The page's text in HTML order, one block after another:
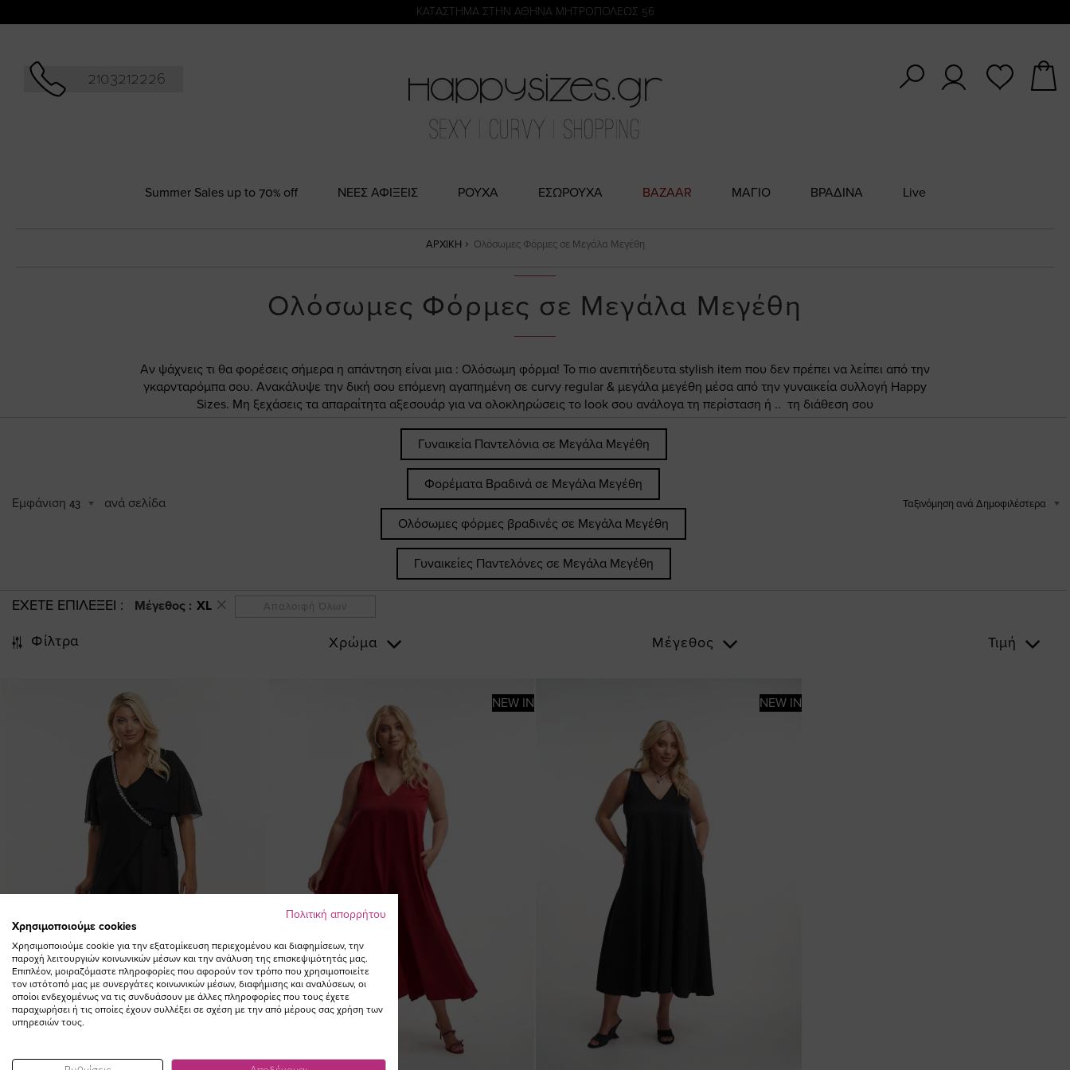
KATΑΣΤΗΜΑ ΣΤΗΝ ΑΘΗΝΑ ΜΗΤΡΟΠΟΛΕΩΣ 56
2103212226
Summer Sales up to 70% off NΕΕΣ ΑΦΙΞΕΙΣ ΡΟΥΧΑ ΕΣΩΡΟΥΧΑ BAZAAR ΜΑΓΙΟ ΒΡΑΔΙΝΑ Live
ΑΡΧΙΚΉ Ολόσωμες Φόρμες σε Μεγάλα Μεγέθη
Ολόσωμες Φόρμες σε Μεγάλα Μεγέθη
Αν ψάχνεις τι θα φορέσεις σήμερα η απάντηση είναι μια : Ολόσωμη φόρμα! Το πιο ανεπιτήδευτα stylish item που δεν πρέπει να λείπει από την
γκαρνταρόμπα σου. Ανακάλυψε την δική σου επόμενη αγαπημένη σε curvy regular & μεγάλα μεγέθη μέσα από την γυναικεία συλλογή Happy
Sizes. Μη ξεχάσεις τα απαραίτητα αξεσουάρ για να ολοκληρώσεις το look σου ανάλογα τη περίσταση ή .. τη διάθεση σου
Εμφάνιση 43 ανά σελίδα
Γυναικεία Παντελόνια σε Μεγάλα Μεγέθη
Φορέματα Βραδινά σε Μεγάλα Μεγέθη
Ολόσωμες φόρμες βραδινές σε Μεγάλα Μεγέθη
Γυναικείες Παντελόνες σε Μεγάλα Μεγέθη
Ταξινόμηση ανά Δημοφιλέστερα
ΕΧΕΤΕ ΕΠΙΛΕΞΕΙ Μέγεθος : XL Απαλοιφή Όλων
Φίλτρα Χρώμα Μέγεθος Τιμή
NEW IN NEW IN
Πολιτική απορρήτου
Χρησιμοποιούμε cookies
Χρησιμοποιούμε cookie για την εξατομίκευση περιεχομένου και διαφημίσεων, την
παροχή λειτουργιών κοινωνικών μέσων και την ανάλυση της επισκεψιμότητάς μας.
Επιπλέον, μοιραζόμαστε πληροφορίες που αφορούν τον τρόπο που χρησιμοποιείτε
τον ιστότοπό μας με συνεργάτες κοινωνικών μέσων, διαφήμισης και αναλύσεων, οι
οποίοι ενδεχομένως να τις συνδυάσουν με άλλες πληροφορίες που τους έχετε
παραχωρήσει ή τις οποίες έχουν συλλέξει σε σχέση με την από μέρους σας χρήση των
υπηρεσιών τους.